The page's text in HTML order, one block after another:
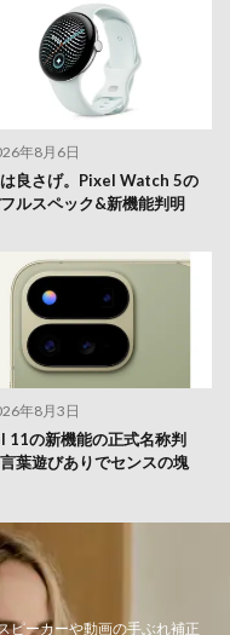
年8月6日
良さげ。Pixel Watch 5の
ルスペック&新機能判明
年8月3日
11の新機能の正式名称判
葉遊びありでセンスの塊
ピーカーや動画の手ぶれ補正